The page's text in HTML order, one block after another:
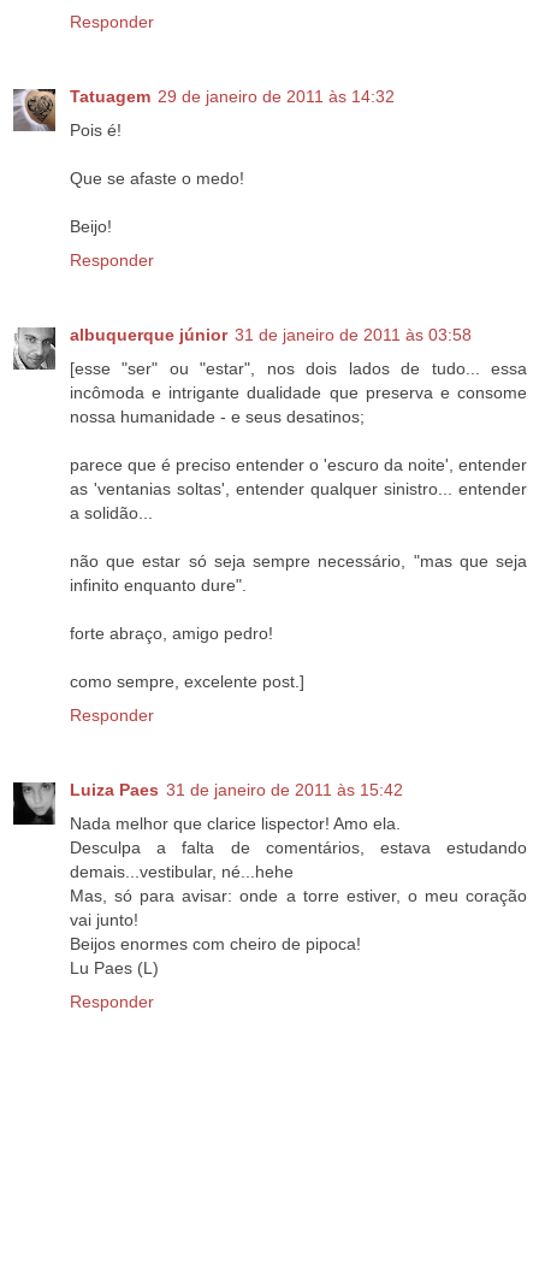
Responder
Tatuagem 29 de janeiro de 2011 às 14:32
Pois é!
Que se afaste o medo!
Beijo!
Responder
albuquerque júnior 31 de janeiro de 2011 às 03:58
[esse "ser" ou "estar", nos dois lados de tudo... essa
incômoda e intrigante dualidade que preserva e consome
nossa humanidade - e seus desatinos;
parece que é preciso entender o 'escuro da noite', entender
as 'ventanias soltas', entender qualquer sinistro... entender
a solidão...
não que estar só seja sempre necessário, "mas que seja
infinito enquanto dure".
forte abraço, amigo pedro!
como sempre, excelente post.]
Responder
Luiza Paes 31 de janeiro de 2011 às 15:42
Nada melhor que clarice lispector! Amo ela.
Desculpa a falta de comentários, estava estudando
demais...vestibular, né...hehe
Mas, só para avisar: onde a torre estiver, o meu coração
vai junto!
Beijos enormes com cheiro de pipoca!
Lu Paes (L)
Responder